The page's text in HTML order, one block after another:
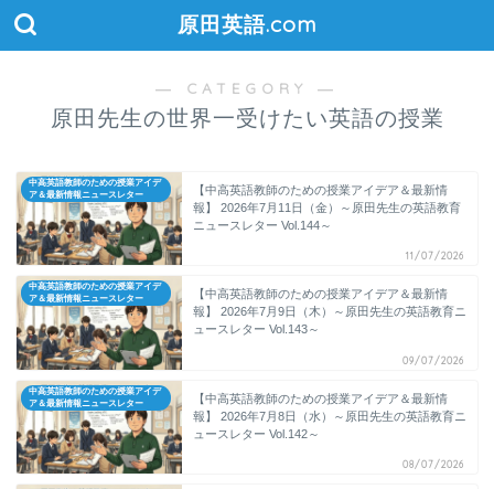
原田英語.com
― CATEGORY ―
原田先生の世界一受けたい英語の授業
中高英語教師のための授業アイデ
ア＆最新情報ニュースレター
【中高英語教師のための授業アイデア＆最新情
報】 2026年7月11日（金）～原田先生の英語教育
ニュースレター Vol.144～
11/07/2026
中高英語教師のための授業アイデ
ア＆最新情報ニュースレター
【中高英語教師のための授業アイデア＆最新情
報】 2026年7月9日（木）～原田先生の英語教育ニ
ュースレター Vol.143～
09/07/2026
中高英語教師のための授業アイデ
ア＆最新情報ニュースレター
【中高英語教師のための授業アイデア＆最新情
報】 2026年7月8日（水）～原田先生の英語教育ニ
ュースレター Vol.142～
08/07/2026